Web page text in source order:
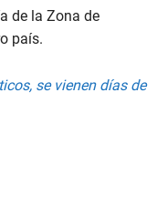
de la Zona de
país.
se vienen días de